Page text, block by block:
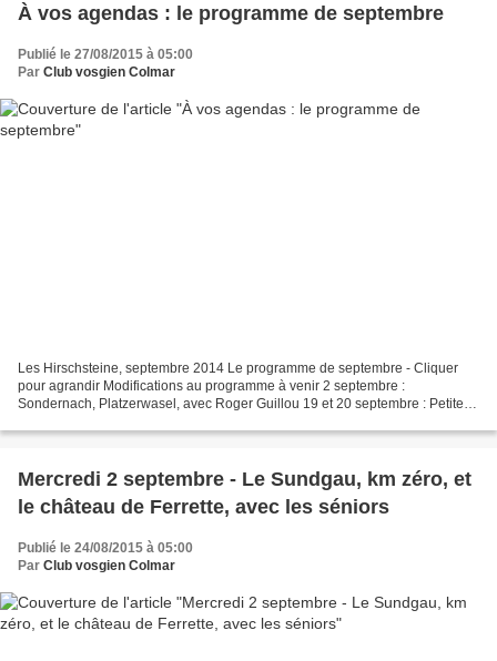
À vos agendas : le programme de septembre
Publié le 27/08/2015 à 05:00
Par Club vosgien Colmar
Les Hirschsteine, septembre 2014 Le programme de septembre - Cliquer
pour agrandir Modifications au programme à venir 2 septembre :
Sondernach, Platzerwasel, avec Roger Guillou 19 et 20 septembre : Petite
Mercredi 2 septembre - Le Sundgau, km zéro, et
le château de Ferrette, avec les séniors
Publié le 24/08/2015 à 05:00
Par Club vosgien Colmar